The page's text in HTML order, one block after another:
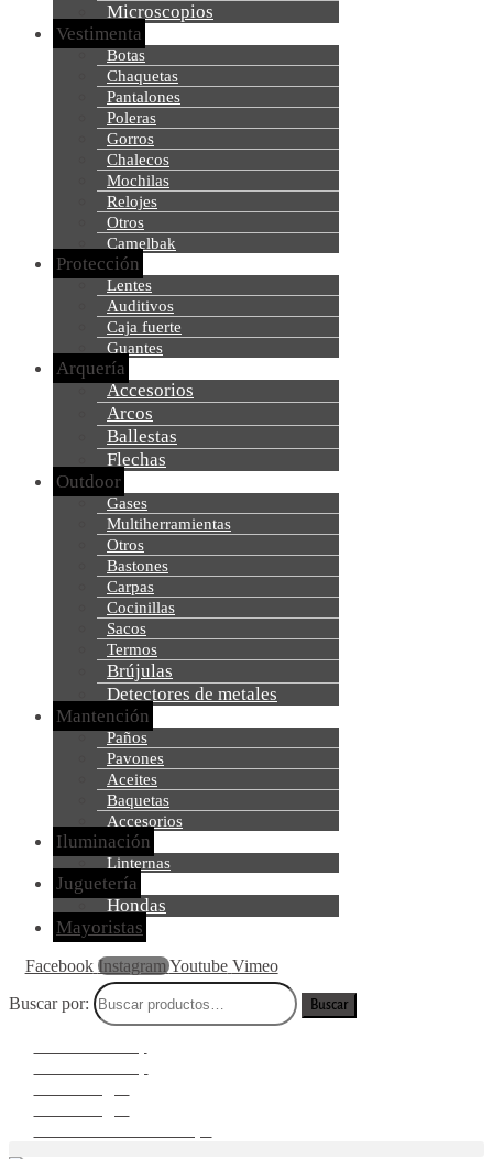
Microscopios
Vestimenta
Botas
Chaquetas
Pantalones
Poleras
Gorros
Chalecos
Mochilas
Relojes
Otros
Camelbak
Protección
Lentes
Auditivos
Caja fuerte
Guantes
Arquería
Accesorios
Arcos
Ballestas
Flechas
Outdoor
Gases
Multiherramientas
Otros
Bastones
Carpas
Cocinillas
Sacos
Termos
Brújulas
Detectores de metales
Mantención
Paños
Pavones
Aceites
Baquetas
Accesorios
Iluminación
Linternas
Juguetería
Hondas
Mayoristas
Facebook Instagram Youtube Vimeo
Buscar por:
Buscar